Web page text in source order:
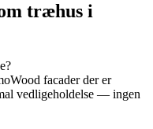
træhus i
facader der er
vedligeholdelse — ingen